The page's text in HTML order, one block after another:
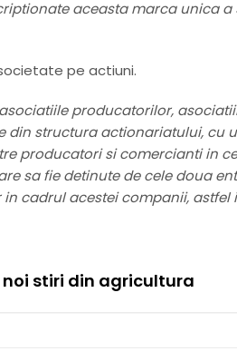
aceasta marca unica a
pe actiuni.
producatorilor,
din structura actionariatului, cu
producatori si comercianti in
sa fie detinute de cele doua
cadrul acestei companii,
noi stiri din agricultura